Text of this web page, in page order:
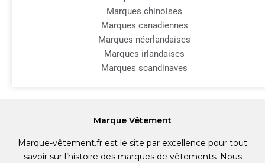
Marques chinoises
Marques canadiennes
Marques néerlandaises
Marques irlandaises
Marques scandinaves
Marque Vêtement
Marque-vêtement.fr est le site par excellence pour tout
savoir sur l’histoire des marques de vêtements. Nous